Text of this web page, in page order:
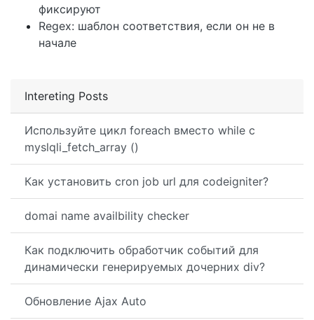
Intereting Posts
Используйте цикл foreach вместо while с
myslqli_fetch_array ()
Как установить cron job url для codeigniter?
domai name availbility checker
Как подключить обработчик событий для
динамически генерируемых дочерних div?
Обновление Ajax Auto
фиксируют
Regex: шаблон соответствия, если он не в
начале